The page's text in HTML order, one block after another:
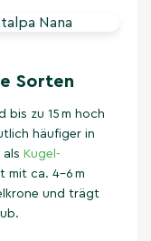
Sorten
bis zu 15 m hoch
häufiger in
als Kugel-
mit ca. 4–6 m
und trägt